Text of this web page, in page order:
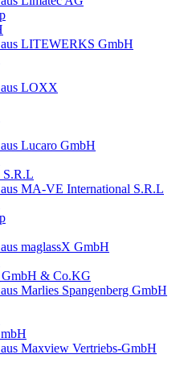
aus LITEWERKS GmbH
aus LOXX
Lucaro GmbH
MA-VE International S.R.L
maglassX GmbH
GmbH & Co.KG
Marlies Spangenberg GmbH
Maxview Vertriebs-GmbH